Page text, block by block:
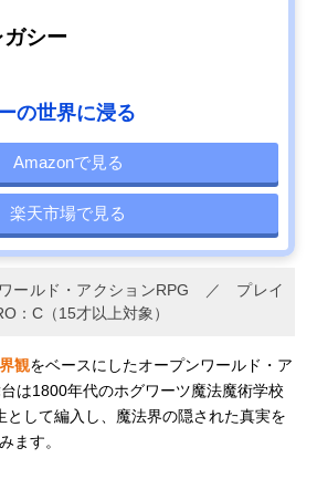
シー
の世界に浸る
Amazonで見る
楽天市場で見る
ールド・アクションRPG ／ プレイ
C（15才以上対象）
観をベースにしたオープンワールド・ア
は1800年代のホグワーツ魔法魔術学校
として編入し、魔法界の隠された真実を
ます。